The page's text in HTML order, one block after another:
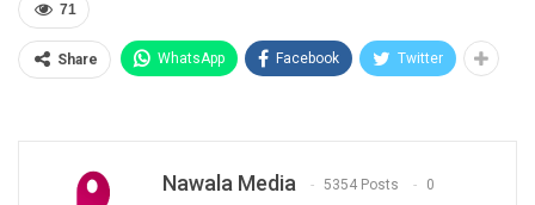
71
Share WhatsApp Facebook Twitter
Nawala Media 5354 Posts 0